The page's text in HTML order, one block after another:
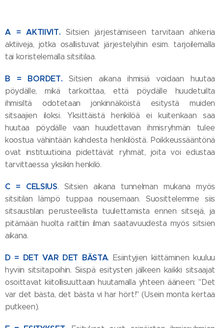
A = AKTIIVIT. Sitsien järjestämiseen tarvitaan ahkeria
aktiiveja, jotka osallistuvat järjestelyihin esim. tarjoilemalla
tai koristelemalla sitsitilaa.
B = BORDET. Sitsien aikana ihmisiä voidaan huutaa
pöydälle, mikä tarkoittaa, että pöydälle huudetuilta
ihmisiltä odotetaan jonkinnäköistä esitystä muiden
sitsaajien iloksi. Yksittäistä henkilöä ei kuitenkaan saa
huutaa pöydälle vaan huudettavan ihmisryhmän tulee
koostua vähintään kahdesta henkilöstä. Poikkeussääntönä
ovat instituutioina pidettävät ryhmät, joita voi edustaa
tarvittaessa yksikin henkilö.
C = CELSIUS. Sitsien aikana tunnelman mukana myös
sitsitilan lämpö tuppaa nousemaan. Suosittelemme siis
sitsaustilan perusteellista tuulettamista ennen sitsejä, ja
pitämään huolta raittiin ilman saatavuudesta myös sitsien
aikana.
D = DET VAR DET BÄSTA. Esiintyjien kiittäminen kuuluu
hyviin sitsitapoihin. Siispä esitysten jälkeen kaikki sitsaajat
osoittavat kiitollisuuttaan huutamalla yhteen ääneen: "Det
var det bästa, det bästa vi har hört!" (Usein monta kertaa
putkeen).